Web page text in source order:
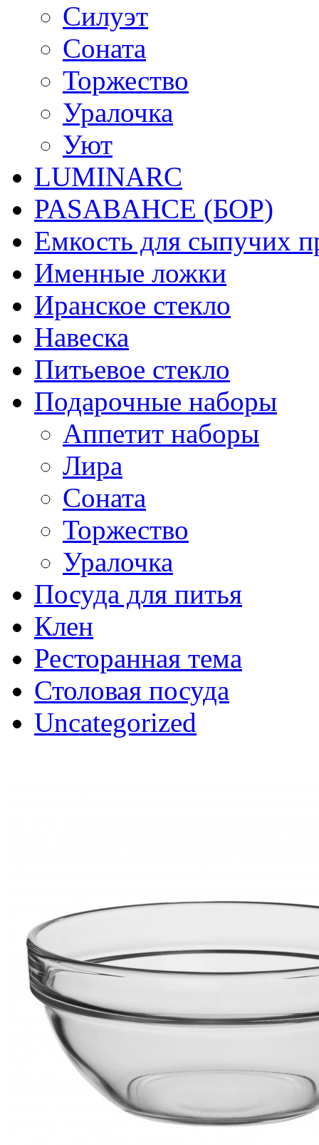
Силуэт
Соната
Торжество
Уралочка
Уют
LUMINARC
PASABAHCE (БОР)
Емкость для сыпучих
Именные ложки
Иранское стекло
Навеска
Питьевое стекло
Подарочные наборы
Аппетит наборы
Лира
Соната
Торжество
Уралочка
Посуда для питья
Клен
Ресторанная тема
Столовая посуда
Uncategorized